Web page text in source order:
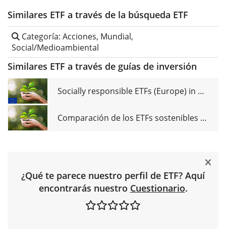
Similares ETF a través de la búsqueda ETF
Categoría: Acciones, Mundial,
Social/Medioambiental
Similares ETF a través de guías de inversión
Socially responsible ETFs (Europe) in comparison
Comparación de los ETFs sostenibles (Mundo)
¿Qué te parece nuestro perfil de ETF? Aquí
encontrarás nuestro Cuestionario.